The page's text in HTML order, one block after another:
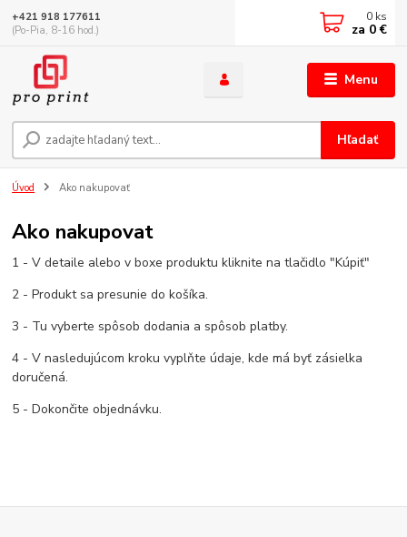
Menu
Hľadať
+421 918 177611
(Po-Pia, 8-16 hod.)
0 ks
za 0 €
Úvod Ako nakupovať
Ako nakupovat
1 - V detaile alebo v boxe produktu kliknite na tlačidlo "Kúpiť"
2 - Produkt sa presunie do košíka.
3 - Tu vyberte spôsob dodania a spôsob platby.
4 - V nasledujúcom kroku vyplňte údaje, kde má byť zásielka
doručená.
5 - Dokončite objednávku.